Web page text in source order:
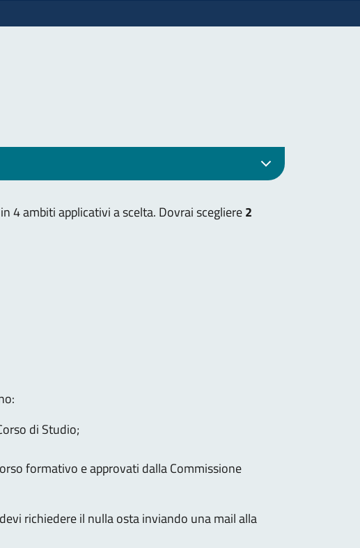
4 ambiti applicativi a scelta. Dovrai scegliere2
di Studio;
formativo e approvati dalla Commissione
richiedere il nulla osta inviando una mail alla